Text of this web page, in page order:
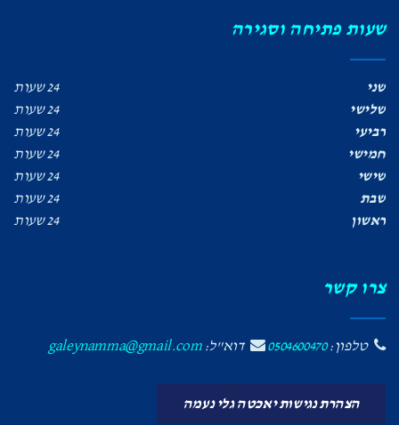
שעות פתיחה וסגירה
שני
24 שעות
שלישי
24 שעות
רביעי
24 שעות
חמישי
24 שעות
שישי
24 שעות
שבת
24 שעות
ראשון
24 שעות
צרו קשר
טלפון:0504600470 דוא"ל:galeynamma@gmail.com
הצהרת נגישות יאכטה גלי נעמה